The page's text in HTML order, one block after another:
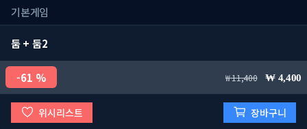
기본게임
둠 + 둠2
61 % 11,400 4,400
위시리스트 장바구니